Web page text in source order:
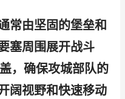
常由坚固的堡垒和
塞周围展开战斗
，确保攻城部队的
阔视野和快速移动